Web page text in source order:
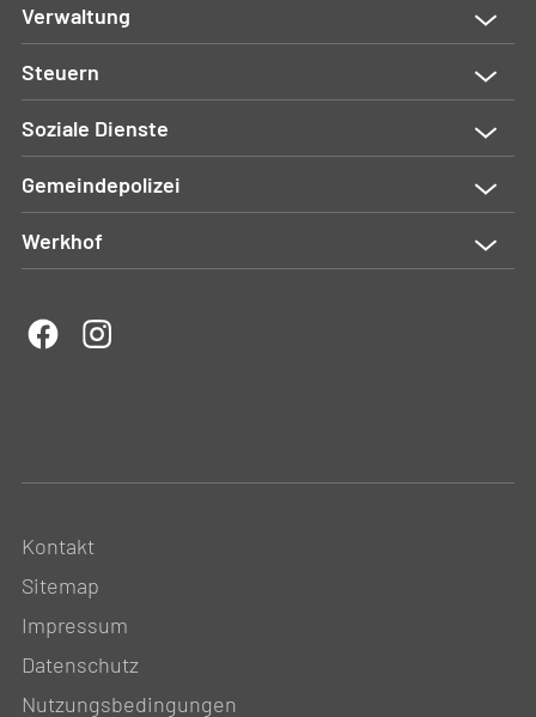
Verwaltung
Steuern
Soziale Dienste
Gemeindepolizei
Werkhof
Kontakt
Sitemap
Impressum
Datenschutz
Nutzungsbedingungen